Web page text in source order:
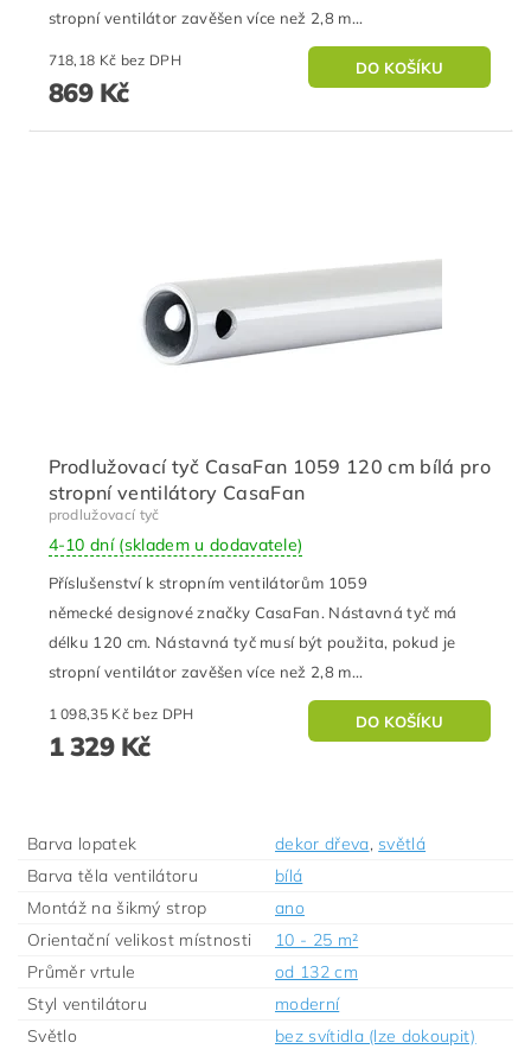
stropní ventilátor zavěšen více než 2,8 m...
718,18 Kč bez DPH
869 Kč
Prodlužovací tyč CasaFan 1059 120 cm bílá pro
stropní ventilátory CasaFan
prodlužovací tyč
4-10 dní (skladem u dodavatele)
Příslušenství k stropním ventilátorům 1059
německé designové značky CasaFan. Nástavná tyč má
délku 120 cm. Nástavná tyč musí být použita, pokud je
stropní ventilátor zavěšen více než 2,8 m...
1 098,35 Kč bez DPH
1 329 Kč
Barva lopatek dekor dřeva, světlá
Barva těla ventilátoru
bílá
Montáž na šikmý strop
ano
Orientační velikost místnosti
10 - 25 m²
Průměr vrtule
od 132 cm
Styl ventilátoru
moderní
Světlo
bez svítidla (lze dokoupit)